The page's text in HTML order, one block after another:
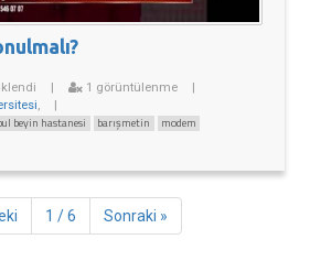
| 1 görüntülenme
|
, |
beyin hastanesi barışmetin
modem
1 / 6 Sonraki »